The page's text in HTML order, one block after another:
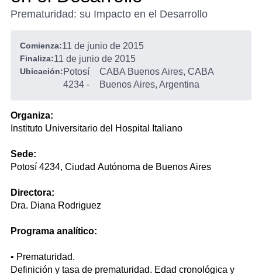
Prematuridad: su Impacto en el Desarrollo
Comienza:11 de junio de 2015
Finaliza:11 de junio de 2015
Ubicación:Potosí
4234 -
CABA Buenos Aires, CABA
Buenos Aires, Argentina
Organiza:
Instituto Universitario del Hospital Italiano
Sede:
Potosí 4234, Ciudad Autónoma de Buenos Aires
Directora:
Dra. Diana Rodriguez
Programa analítico:
• Prematuridad.
Definición y tasa de prematuridad. Edad cronológica y